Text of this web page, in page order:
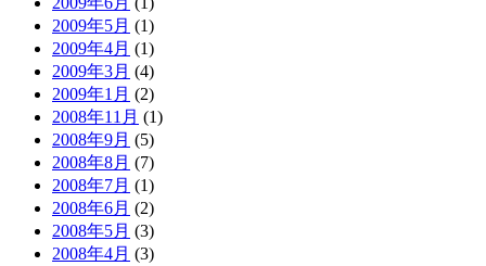
2009年5月 (1)
2009年4月 (1)
2009年3月 (4)
2009年1月 (2)
2008年11月 (1)
2008年9月 (5)
2008年8月 (7)
2008年7月 (1)
2008年6月 (2)
2008年5月 (3)
2008年4月 (3)